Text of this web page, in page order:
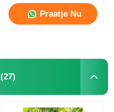
Praatje Nu
(27)